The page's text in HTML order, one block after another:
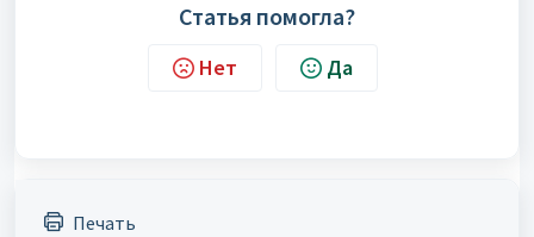
Статья помогла?
Нет Да
Печать